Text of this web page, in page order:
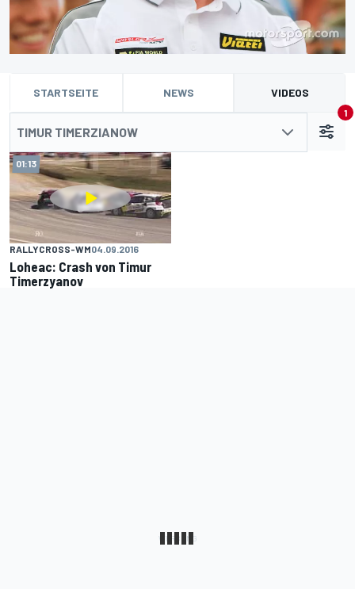
STARTSEITE NEWS VIDEOS
TIMUR TIMERZIANOW
1
01:13
RALLYCROSS-WM04.09.2016
Loheac: Crash von Timur
Timerzyanov